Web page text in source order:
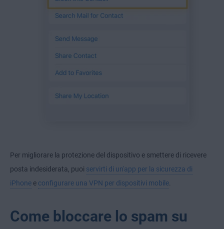
Per migliorare la protezione del dispositivo e smettere di ricevere
posta indesiderata, puoi servirti di un'app per la sicurezza di
iPhone e configurare una VPN per dispositivi mobile
Come bloccare lo spam su